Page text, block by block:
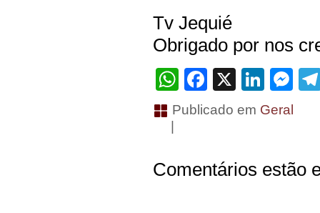
Tv Jequié
Obrigado por nos
WhatsApp
Facebook
X
Publicado em Geral
Comentários estão